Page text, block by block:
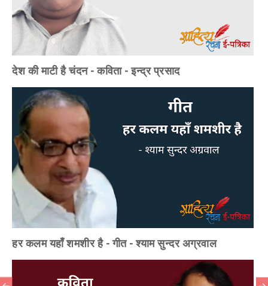
देश की माटी है चंदन - कविता - इन्द्र प्रसाद
हर कलम यहाँ शमशीर है - गीत - श्याम सुन्दर अग्रवाल